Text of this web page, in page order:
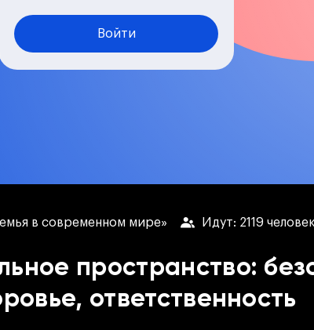
Войти
в современном мире» Идут: 2119 человек
пространство:
ответственность